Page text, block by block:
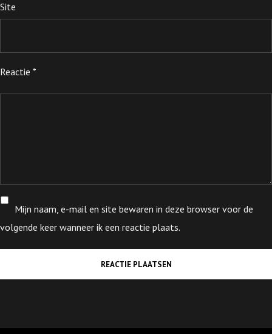
Site
Reactie *
Mijn naam, e-mail en site bewaren in deze browser voor de
volgende keer wanneer ik een reactie plaats.